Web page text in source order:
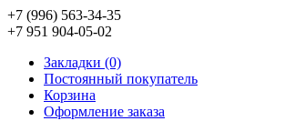
+7 (996) 563-34-35
+7 951 904-05-02
Закладки (0)
Постоянный покупатель
Корзина
Оформление заказа